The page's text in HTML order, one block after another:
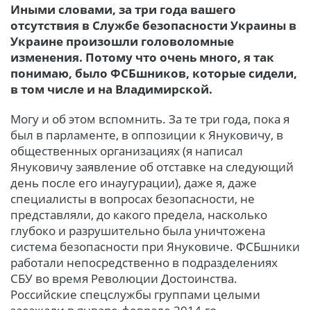
Иными словами, за три года вашего
отсутствия в Службе безопасности Украины в
Украине произошли головоломные
изменения. Потому что очень много, я так
понимаю, было ФСБшников, которые сидели,
в том числе и на Владимирской.
Могу и об этом вспомнить. За те три года, пока я
был в парламенте, в оппозиции к Януковичу, в
общественных организациях (я написал
Януковичу заявление об отставке на следующий
день после его инаугурации), даже я, даже
специалисты в вопросах безопасности, не
представляли, до какого предела, насколько
глубоко и разрушительно была уничтожена
система безопасности при Януковиче. ФСБшники
работали непосредственно в подразделениях
СБУ во время Революции Достоинства.
Российские спецслужбы группами целыми